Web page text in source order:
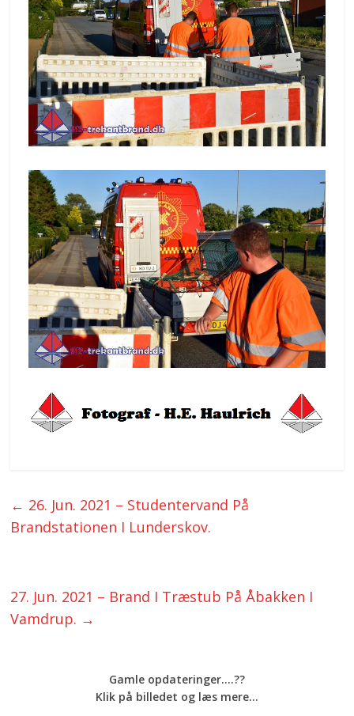
← 26. Jun. 2021 – Studentervand På
Brandstationen I Lunderskov.
27. Jun. 2021 – Brand I Træstub På Åbakken I
Vamdrup. →
Gamle opdateringer....??
Klik på billedet og læs mere...